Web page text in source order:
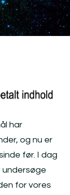
har
og nu er
før. I dag
undersøge
for vores